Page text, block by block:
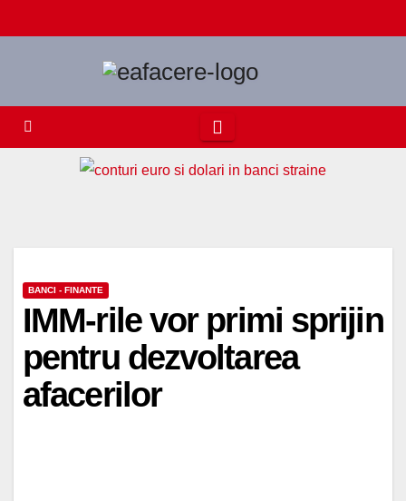
to
BANCI - FINANTE
IMM-rile vor primi sprijin
pentru dezvoltarea
afacerilor